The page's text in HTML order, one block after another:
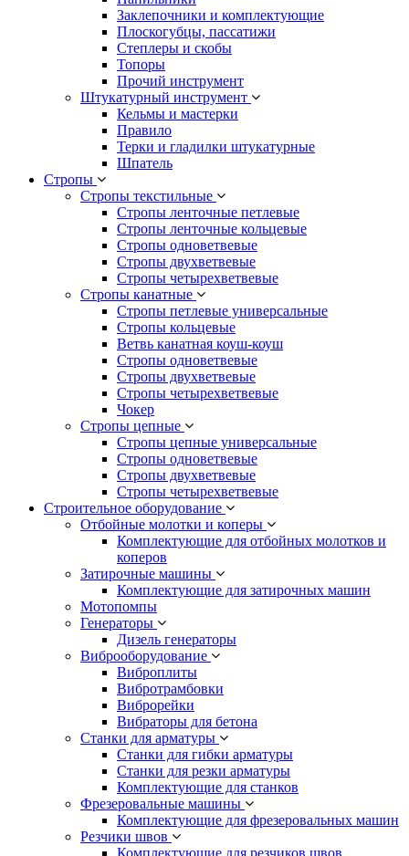
Заклепочники и комплектующие
Плоскогубцы, пассатижи
Степлеры и скобы
Топоры
Прочий инструмент
Штукатурный инструмент
Кельмы и мастерки
Правило
Терки и гладилки штукатурные
Шпатель
Стропы
Стропы текстильные
Стропы ленточные петлевые
Стропы ленточные кольцевые
Стропы одноветвевые
Стропы двухветвевые
Стропы четырехветвевые
Стропы канатные
Стропы петлевые универсальные
Стропы кольцевые
Ветвь канатная коуш-коуш
Стропы одноветвевые
Стропы двухветвевые
Стропы четырехветвевые
Чокер
Стропы цепные
Стропы цепные универсальные
Стропы одноветвевые
Стропы двухветвевые
Стропы четырехветвевые
Строительное оборудование
Отбойные молотки и коперы
Комплектующие для отбойных молотков и
коперов
Затирочные машины
Комплектующие для затирочных машин
Мотопомпы
Генераторы
Дизель генераторы
Виброоборудование
Виброплиты
Вибротрамбовки
Виброрейки
Вибраторы для бетона
Станки для арматуры
Станки для гибки арматуры
Станки для резки арматуры
Комплектующие для станков
Фрезеровальные машины
Комплектующие для фрезеровальных машин
Резчики швов
Комплектующие для резчиков швов